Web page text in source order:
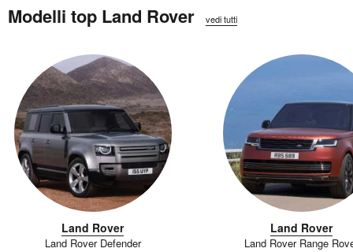
Modelli top Land Rover vedi tutti
Land Rover
Land Rover Defender
Land Rover
Land Rover Range